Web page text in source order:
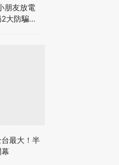
朋友放電
大防騙遊
台最大！半